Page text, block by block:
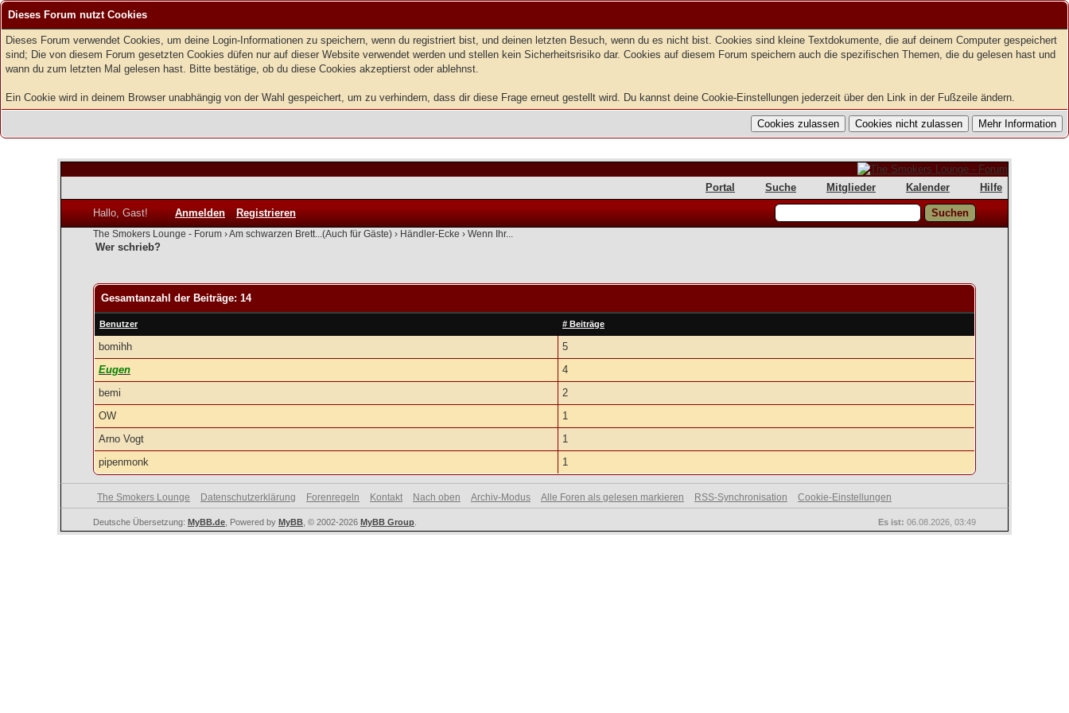
Dieses Forum nutzt Cookies
Dieses Forum verwendet Cookies, um deine Login-Informationen zu speichern, wenn du registriert bist, und deinen letzten Besuch, wenn du es nicht bist. Cookies sind kleine Textdokumente, die auf deinem Computer gespeichert
sind; Die von diesem Forum gesetzten Cookies düfen nur auf dieser Website verwendet werden und stellen kein Sicherheitsrisiko dar. Cookies auf diesem Forum speichern auch die spezifischen Themen, die du gelesen hast und
wann du zum letzten Mal gelesen hast. Bitte bestätige, ob du diese Cookies akzeptierst oder ablehnst.
Ein Cookie wird in deinem Browser unabhängig von der Wahl gespeichert, um zu verhindern, dass dir diese Frage erneut gestellt wird. Du kannst deine Cookie-Einstellungen jederzeit über den Link in der Fußzeile ändern.
Portal Suche Mitglieder Kalender Hilfe
Hallo, Gast! Anmelden Registrieren
The Smokers Lounge - Forum ›Am schwarzen Brett...(Auch für Gäste) › Händler-Ecke › Wenn Ihr...
Wer schrieb?
Gesamtanzahl der Beiträge: 14
Benutzer # Beiträge
bomihh
5
Eugen
4
bemi
2
OW
1
Arno Vogt
1
pipenmonk
1
The Smokers Lounge Datenschutzerklärung Forenregeln Kontakt Nach oben Archiv-Modus Alle Foren als gelesen markieren RSS-Synchronisation Cookie-Einstellungen
Es ist: 06.08.2026, 03:49
Deutsche Übersetzung: MyBB.de , Powered by MyBB , © 2002-2026 MyBB Group